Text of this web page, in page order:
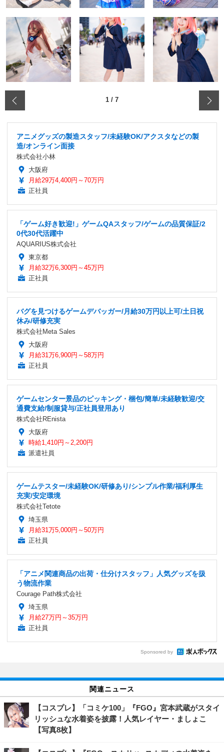
1 / 7
アニメグッズの製造スタッフ/未経験OK/アクスタなどの製
造/オンライン面接
株式会社小林
大阪府
月給29万4,400円～70万円
正社員
「ゲーム好き歓迎!」ゲームQAスタッフ/ゲームの品質保証/2
0代30代活躍中
AQUARIUS株式会社
東京都
月給32万6,300円～45万円
正社員
バグを見つけるゲームデバッガー/月給30万円以上可/土日祝
休み/研修充実
株式会社Meta Sales
大阪府
月給31万6,900円～58万円
正社員
ゲームセンター景品のピッキング・梱包/簡単/未経験歓迎/交
通費支給/制服貸与/正社員登用あり
株式会社REnista
大阪府
時給1,410円～2,200円
派遣社員
ゲームテスター/未経験OK/研修あり/シンプル作業/福利厚生
充実/安定環境
株式会社Tetote
埼玉県
月給31万5,000円～50万円
正社員
「アニメ関連商品の出荷・仕分けスタッフ」人気グッズを扱
う物流作業
Courage Path株式会社
埼玉県
月給27万円～35万円
正社員
Sponsored by
関連ニュース
【コスプレ】「コミケ100」『FGO』宮本武蔵がスタイ
リッシュな水着姿を披露！人気レイヤー・ましょこ
【写真8枚】